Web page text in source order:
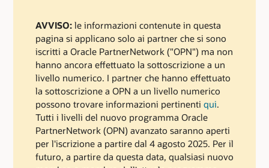
AVVISO: le informazioni contenute in questa
pagina si applicano solo ai partner che si sono
iscritti a Oracle PartnerNetwork ("OPN") ma non
hanno ancora effettuato la sottoscrizione a un
livello numerico. I partner che hanno effettuato
la sottoscrizione a OPN a un livello numerico
possono trovare informazioni pertinenti qui.
Tutti i livelli del nuovo programma Oracle
PartnerNetwork (OPN) avanzato saranno aperti
per l'iscrizione a partire dal 4 agosto 2025. Per il
futuro, a partire da questa data, qualsiasi nuovo